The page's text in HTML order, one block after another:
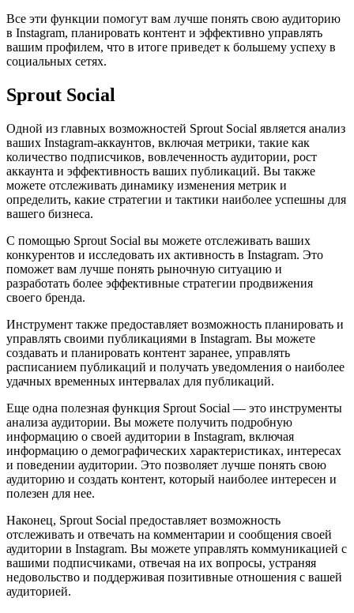
Все эти функции помогут вам лучше понять свою аудиторию
в Instagram, планировать контент и эффективно управлять
вашим профилем, что в итоге приведет к большему успеху в
социальных сетях.
Sprout Social
Одной из главных возможностей Sprout Social является анализ
ваших Instagram-аккаунтов, включая метрики, такие как
количество подписчиков, вовлеченность аудитории, рост
аккаунта и эффективность ваших публикаций. Вы также
можете отслеживать динамику изменения метрик и
определить, какие стратегии и тактики наиболее успешны для
вашего бизнеса.
С помощью Sprout Social вы можете отслеживать ваших
конкурентов и исследовать их активность в Instagram. Это
поможет вам лучше понять рыночную ситуацию и
разработать более эффективные стратегии продвижения
своего бренда.
Инструмент также предоставляет возможность планировать и
управлять своими публикациями в Instagram. Вы можете
создавать и планировать контент заранее, управлять
расписанием публикаций и получать уведомления о наиболее
удачных временных интервалах для публикаций.
Еще одна полезная функция Sprout Social — это инструменты
анализа аудитории. Вы можете получить подробную
информацию о своей аудитории в Instagram, включая
информацию о демографических характеристиках, интересах
и поведении аудитории. Это позволяет лучше понять свою
аудиторию и создать контент, который наиболее интересен и
полезен для нее.
Наконец, Sprout Social предоставляет возможность
отслеживать и отвечать на комментарии и сообщения своей
аудитории в Instagram. Вы можете управлять коммуникацией с
вашими подписчиками, отвечая на их вопросы, устраняя
недовольство и поддерживая позитивные отношения с вашей
аудиторией.